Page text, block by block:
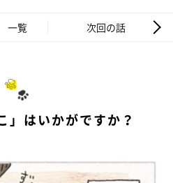
一覧 次回の話
」はいかがですか？